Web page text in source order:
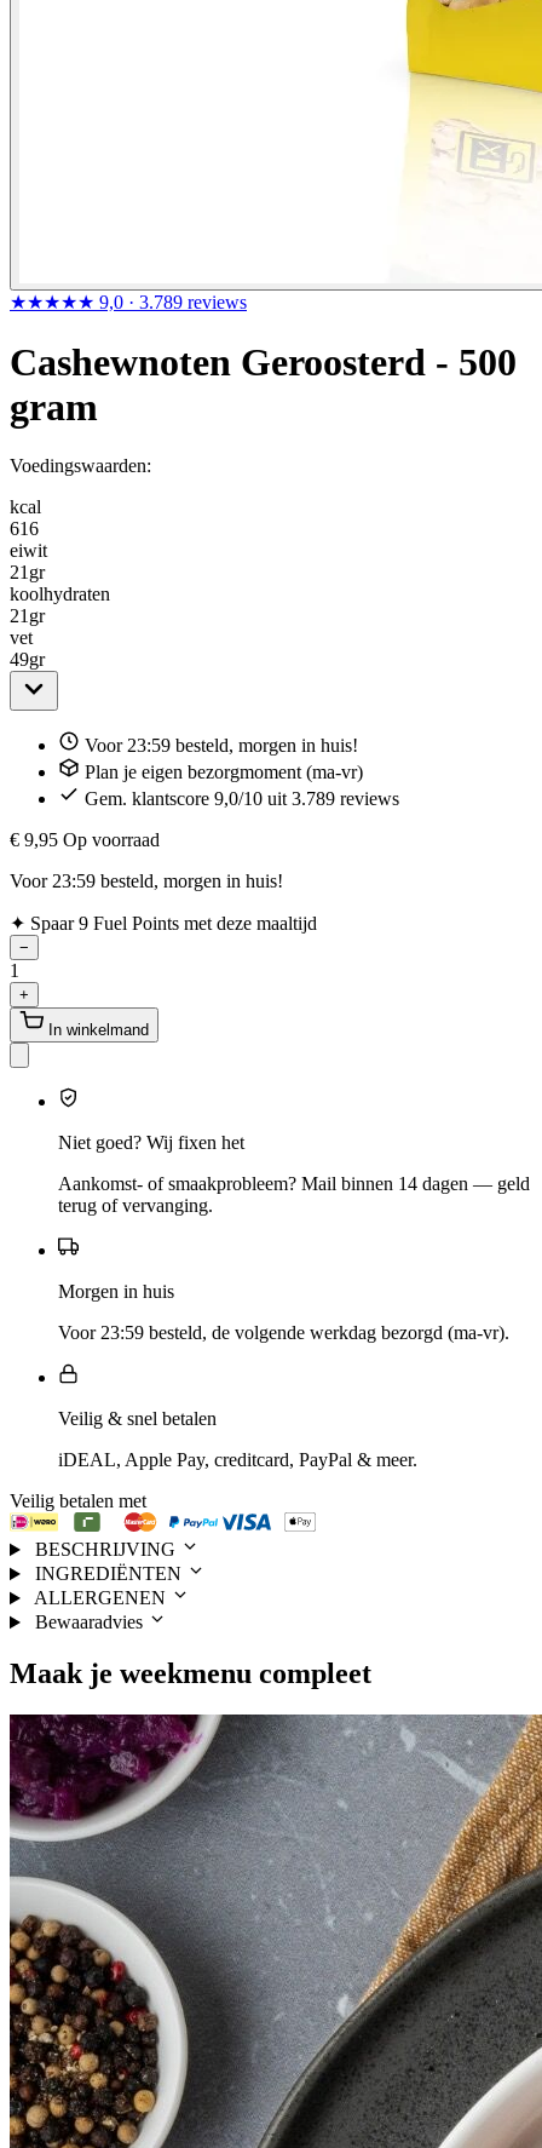
★★★★★ 9,0 · 3.789 reviews
Cashewnoten Geroosterd - 500
gram
Voedingswaarden:
kcal
616
eiwit
21 gr
koolhydraten
21 gr
vet
49gr
Voor 23:59 besteld, morgen in huis!
Plan je eigen bezorgmoment (ma-vr)
Gem. klantscore 9,0/10 uit 3.789 reviews
€ 9,95 Op voorraad
Voor 23:59 besteld, morgen in huis!
✦ Spaar 9 Fuel Points met deze maaltijd
−
1
+
In winkelmand
Niet goed? Wij fixen het
Aankomst- of smaakprobleem? Mail binnen 14 dagen — geld
terug of vervanging.
Morgen in huis
Voor 23:59 besteld, de volgende werkdag bezorgd (ma-vr).
Veilig & snel betalen
iDEAL, Apple Pay, creditcard, PayPal & meer.
Veilig betalen met
BESCHRIJVING
INGREDIËNTEN
ALLERGENEN
Bewaaradvies
Maak je weekmenu compleet